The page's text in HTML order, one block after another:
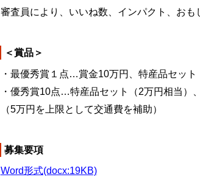
審査員により、いいね数、インパクト、お
＜賞品＞
・最優秀賞１点…賞金10万円、特産品セッ
・優秀賞10点…特産品セット（2万円相当）
（5万円を上限として交通費を補助）
募集要項
Word形式(docx:19KB)